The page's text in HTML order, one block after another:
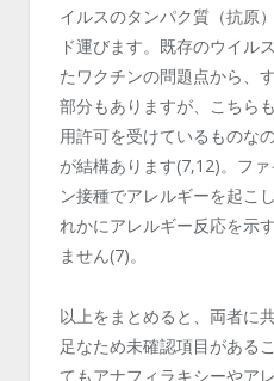
イルスのタンパク質（抗原
ド運びます。既存のウイル
たワクチンの問題点から、
部分もありますが、こちら
用許可を受けているものな
が結構あります(7,12)。フ
ン接種でアレルギーを起こ
れかにアレルギー反応を示
ません(7)。
以上をまとめると、両者に
足なため未確認項目がある
てもアナフィラキシーやア